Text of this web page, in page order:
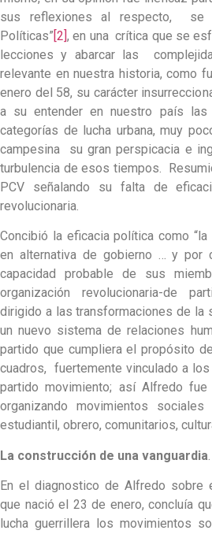
sus reflexiones al respecto, se
Políticas”[2], en una crítica que se
lecciones y abarcar las
relevante en nuestra historia, como
enero del 58, su carácter
a su entender en nuestro país las
categorías de lucha urbana, muy
campesina su gran perspicacia e
turbulencia de esos tiempos.
PCV señalando su falta de
revolucionaria.
Concibió la eficacia política como
en alternativa de gobierno … y por
capacidad probable de sus
organización revolucionaria-de
dirigido a las transformaciones de la
un nuevo sistema de relaciones
partido que cumpliera el propósito
cuadros, fuertemente vinculado a
partido movimiento; así Alfredo fue
organizando movimientos
estudiantil, obrero, comunitarios,
La construcción de una vanguardia.
En el diagnostico de Alfredo sobre
que nació el 23 de enero, concluía
lucha guerrillera los movimientos